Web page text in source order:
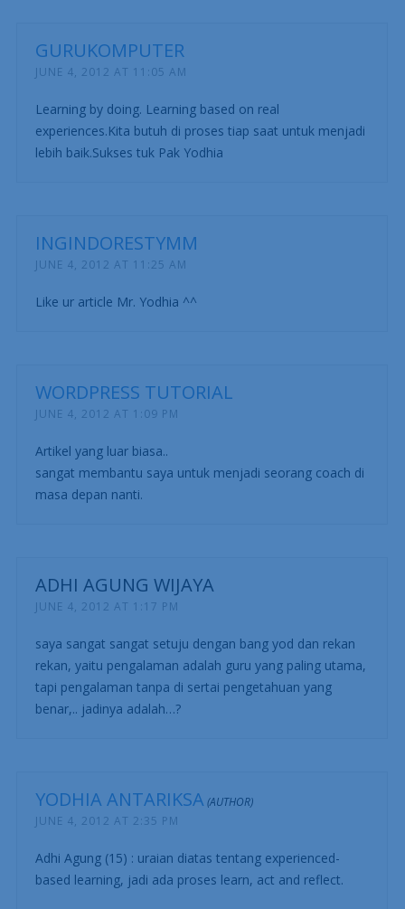
GURUKOMPUTER
JUNE 4, 2012 AT 11:05 AM
Learning by doing. Learning based on real
experiences.Kita butuh di proses tiap saat untuk menjadi
lebih baik.Sukses tuk Pak Yodhia
INGINDORESTYMM
JUNE 4, 2012 AT 11:25 AM
Like ur article Mr. Yodhia ^^
WORDPRESS TUTORIAL
JUNE 4, 2012 AT 1:09 PM
Artikel yang luar biasa..
sangat membantu saya untuk menjadi seorang coach di
masa depan nanti.
ADHI AGUNG WIJAYA
JUNE 4, 2012 AT 1:17 PM
saya sangat sangat setuju dengan bang yod dan rekan
rekan, yaitu pengalaman adalah guru yang paling utama,
tapi pengalaman tanpa di sertai pengetahuan yang
benar,.. jadinya adalah…?
YODHIA ANTARIKSA
JUNE 4, 2012 AT 2:35 PM
Adhi Agung (15) : uraian diatas tentang experienced-
based learning, jadi ada proses learn, act and reflect.